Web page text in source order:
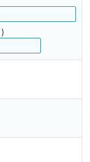
)